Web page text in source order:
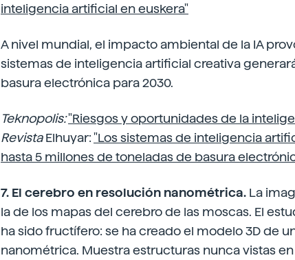
inteligencia artificial en euskera"
A nivel mundial, el impacto ambiental de la IA
sistemas de inteligencia artificial creativa
basura electrónica para 2030.
Teknopolis:"Riesgos y oportunidades de la
RevistaElhuyar:"Los sistemas de inteligencia
hasta 5 millones de toneladas de basura
7. El cerebro en resolución nanométrica. La
la de los mapas del cerebro de las moscas. El
ha sido fructífero: se ha creado el modelo 3D de
nanométrica. Muestra estructuras nunca vistas